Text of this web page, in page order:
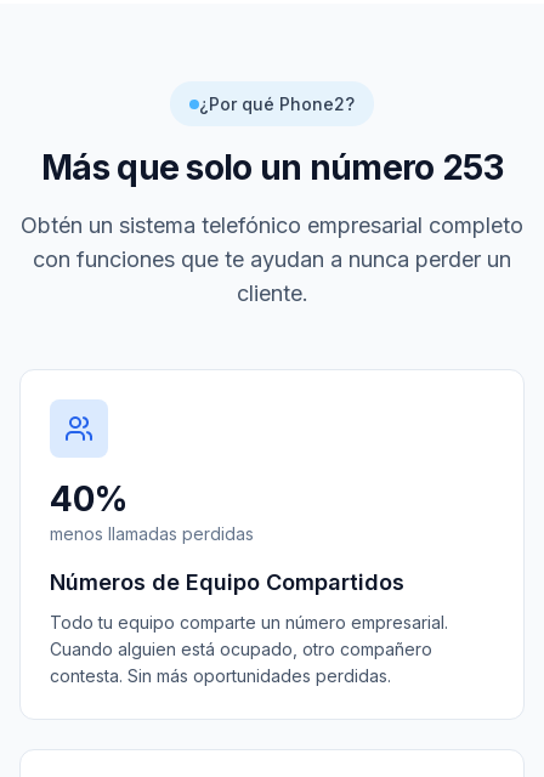
¿Por qué Phone2?
Más que solo un número 253
Obtén un sistema telefónico empresarial completo
con funciones que te ayudan a nunca perder un
cliente.
40%
menos llamadas perdidas
Números de Equipo Compartidos
Todo tu equipo comparte un número empresarial.
Cuando alguien está ocupado, otro compañero
contesta. Sin más oportunidades perdidas.